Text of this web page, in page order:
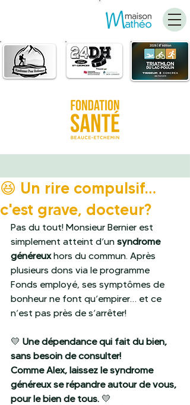
😆 Un rire compulsif…
c'est grave, docteur?
Pas du tout! Monsieur Bernier est
simplement atteint d’un syndrome
généreux hors du commun. Après
plusieurs dons via le programme
Fonds employé, ses symptômes de
bonheur ne font qu’empirer… et ce
n’est pas près de s’arrêter!
💛 Une dépendance qui fait du bien,
sans besoin de consulter!
Comme Alex, laissez le syndrome
généreux se répandre autour de vous,
pour le bien de tous. 💛